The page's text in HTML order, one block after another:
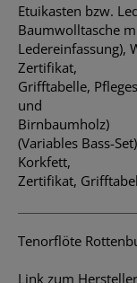
Etuikasten bzw.
Baumwolltasche
Ledereinfassung),
Zertifikat,
Grifftabelle,
und
Birnbaumholz)
(Variables Bass-
Korkfett,
Zertifikat,
Tenorflöte
Link zum